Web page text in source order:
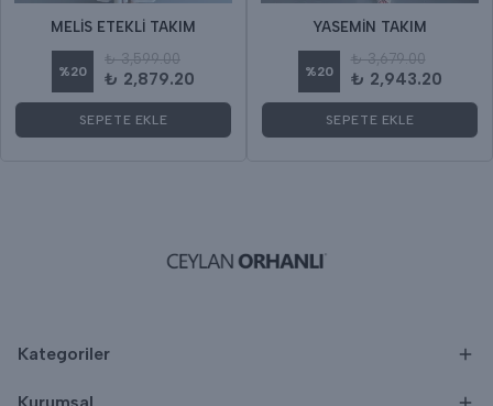
MELİS ETEKLİ TAKIM
%20
₺ 3,599.00
₺ 2,879.20
SEPETE EKLE
YASEMİN TAKIM
%20
₺ 3,679.00
₺ 2,943.20
SEPETE EKLE
Kategoriler